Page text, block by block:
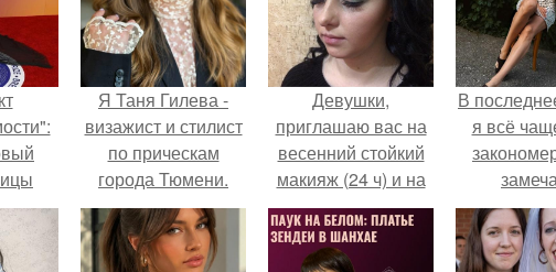
о
Я Таня Гилева -
визажист и стилист
по прическам
города Тюмени.
Девушки,
приглашаю вас на
весенний стойкий
макияж (24 ч) и на
причёсочки или
укладочки.
В
я всё